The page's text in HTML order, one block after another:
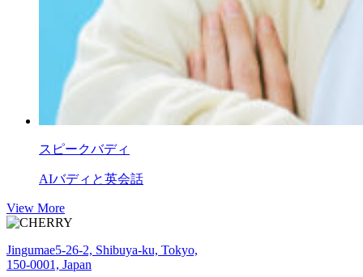
スピークバディ
AIバディと英会話
View More
Jingumae5-26-2, Shibuya-ku, Tokyo,
150-0001, Japan